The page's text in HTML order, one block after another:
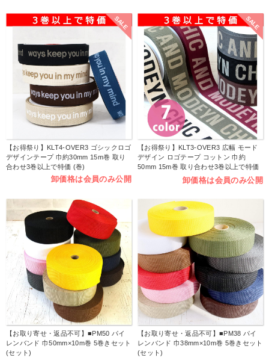
SALE
【お得祭り】KLT4-OVER3 ゴシックロゴ
デザインテープ 巾約30mm 15m巻 取り
合わせ3巻以上で特価 (巻)
卸価格は会員のみ公開
SALE
【お得祭り】KLT3-OVER3 広幅 モード
デザイン ロゴテープ コットン 巾約
50mm 15m巻 取り合わせ3巻以上で特価
卸価格は会員のみ公開
【お取り寄せ・返品不可】■PM50 パイ
レンバンド 巾50mm×10m巻 5巻きセット
(セット)
【お取り寄せ・返品不可】■PM38 パイ
レンバンド 巾38mm×10m巻 5巻きセット
(セット)